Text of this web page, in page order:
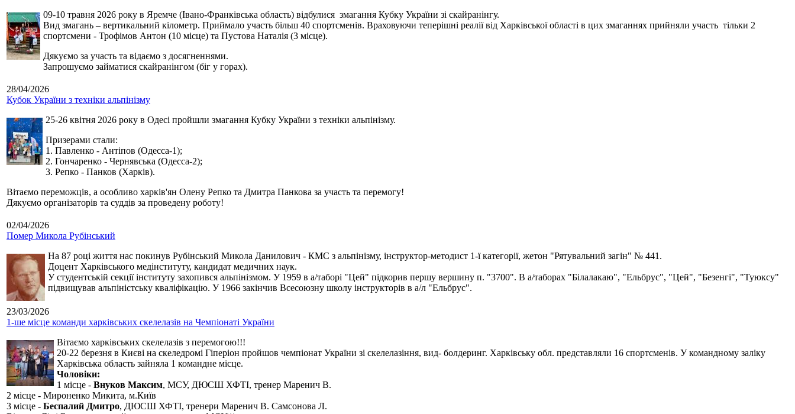
09-10 травня 2026 року в Яремче (Івано-Франківська область) відбулися змагання Кубку України зі скайранінгу.
Вид змагань – вертикальний кілометр. Приймало участь більш 40 спортсменів. Враховуючи теперішні реалії від Харківської області в цих змаганнях прийняли участь тільки 2
спортсмени - Трофімов Антон (10 місце) та Пустова Наталія (3 місце).
Дякуємо за участь та відаємо з досягненнями.
Запрошуємо займатися скайранінгом (біг у горах).
28/04/2026
Кубок України з техніки альпінізму
25-26 квітня 2026 року в Одесі пройшли змагання Кубку України з техніки альпінізму.
Призерами стали:
1. Павленко - Антіпов (Одесса-1);
2. Гончаренко - Чернявська (Одесса-2);
3. Репко - Панков (Харків).
Вітаємо переможців, а особливо харків'ян Олену Репко та Дмитра Панкова за участь та перемогу!
Дякуємо організаторів та суддів за проведену роботу!
02/04/2026
Помер Микола Рубінський
На 87 році життя нас покинув Рубінський Микола Данилович - КМС з альпінізму, інструктор-методист 1-ї категорії, жетон "Рятувальний загін" № 441.
Доцент Харківського медінституту, кандидат медичних наук.
У студентській секції інституту захопився альпінізмом. У 1959 в а/таборі "Цей" підкорив першу вершину п. "3700". В а/таборах "Білалакаю", "Ельбрус", "Цей", "Безенгі", "Туюксу"
підвищував альпіністську кваліфікацію. У 1966 закінчив Всесоюзну школу інструкторів в а/л "Ельбрус".
23/03/2026
1-ше місце команди харківських скелелазів на Чемпіонаті України
Вітаємо харківських скелелазів з перемогою!!!
20-22 березня в Києві на скеледромі Гіперіон пройшов чемпіонат України зі скелелазіння, вид- болдеринг. Харківську обл. представляли 16 спортсменів. У командному заліку
Харківська область зайняла 1 командне місце.
Чоловіки:
1 місце - Внуков Максим, МСУ, ДЮСШ ХФТІ, тренер Маренич В.
2 місце - Мироненко Микита, м.Київ
3 місце - Беспалий Дмитро, ДЮСШ ХФТІ, тренери Маренич В. Самсонова Л.